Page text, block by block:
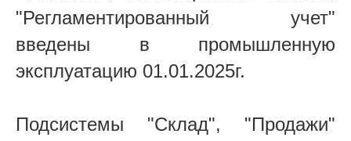
"Регламентированный учет"
введены в промышленную
эксплуатацию 01.01.2025г.
Подсистемы "Склад", "Продажи"